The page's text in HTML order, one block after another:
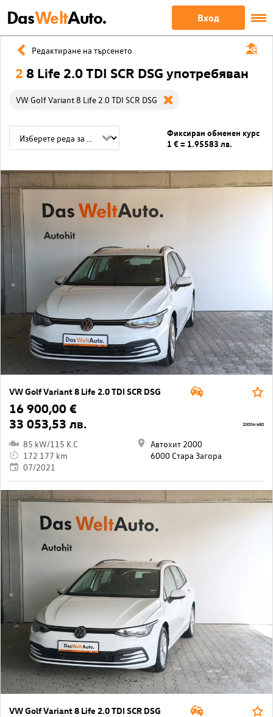
DasWeltAuto. Вход
Редактиране на търсенето
2 8 Life 2.0 TDI SCR DSG употребяван
VW Golf Variant 8 Life 2.0 TDI SCR DSG
Фиксиран обменен курс
1 € = 1.95583 лв.
VW Golf Variant 8 Life 2.0 TDI SCR DSG
16 900,00 €
33 053,53 лв.
85 kW/115 K.C
172 177 km
07/2021
Автохит 2000
6000 Стара Загора
20004/680
VW Golf Variant 8 Life 2.0 TDI SCR DSG